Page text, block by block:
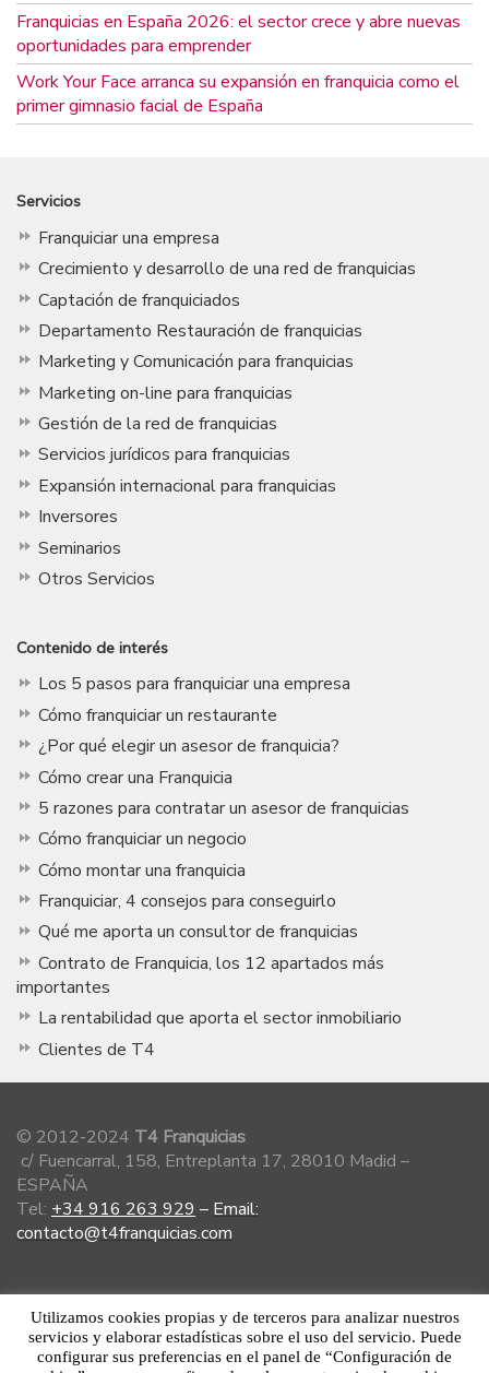
Franquicias en España 2026: el sector crece y abre nuevas
oportunidades para emprender
Work Your Face arranca su expansión en franquicia como el
primer gimnasio facial de España
Servicios
Franquiciar una empresa
Crecimiento y desarrollo de una red de franquicias
Captación de franquiciados
Departamento Restauración de franquicias
Marketing y Comunicación para franquicias
Marketing on-line para franquicias
Gestión de la red de franquicias
Servicios jurídicos para franquicias
Expansión internacional para franquicias
Inversores
Seminarios
Otros Servicios
Contenido de interés
Los 5 pasos para franquiciar una empresa
Cómo franquiciar un restaurante
¿Por qué elegir un asesor de franquicia?
Cómo crear una Franquicia
5 razones para contratar un asesor de franquicias
Cómo franquiciar un negocio
Cómo montar una franquicia
Franquiciar, 4 consejos para conseguirlo
Qué me aporta un consultor de franquicias
Contrato de Franquicia, los 12 apartados más
importantes
La rentabilidad que aporta el sector inmobiliario
Clientes de T4
© 2012-2024 T4 Franquicias
c/ Fuencarral, 158, Entreplanta 17, 28010 Madid –
ESPAÑA
Tel: +34 916 263 929 – Email:
contacto@t4franquicias.com
Miembro de la Asociación Española de
Franquiciadores
Utilizamos cookies propias y de terceros para analizar nuestros
servicios y elaborar estadísticas sobre el uso del servicio. Puede
configurar sus preferencias en el panel de “Configuración de